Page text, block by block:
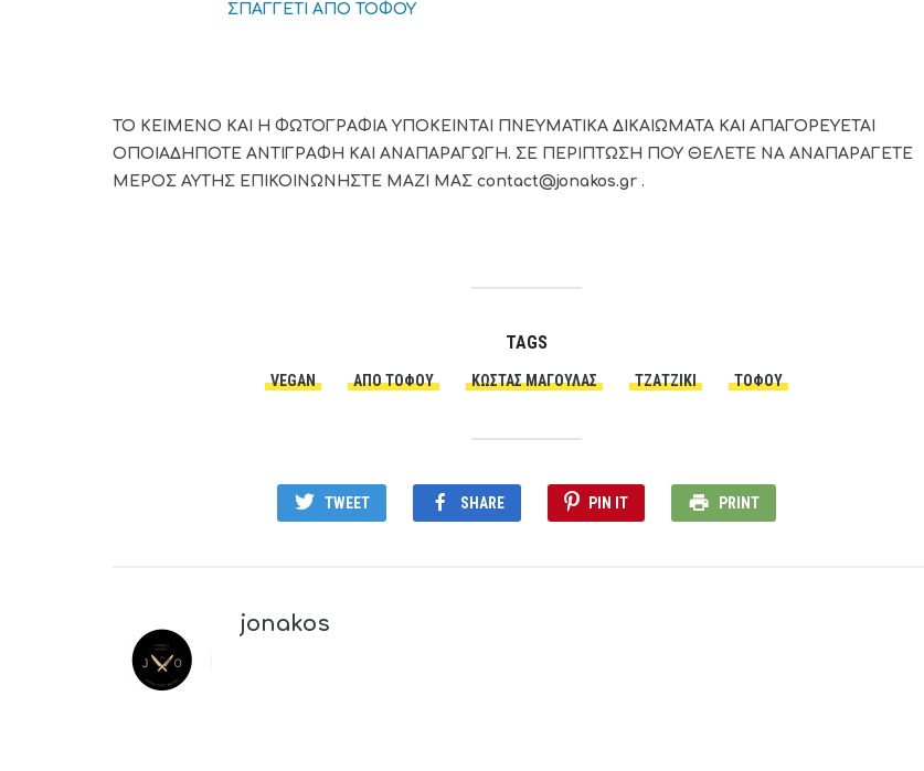
ΣΠΑΓΓΕΤΙ ΑΠΟ ΤΟΦΟΥ
ΤΟ ΚΕΙΜΕΝΟ ΚΑΙ Η ΦΩΤΟΓΡΑΦΙΑ ΥΠΟΚΕΙΝΤΑΙ ΠΝΕΥΜΑΤΙΚΑ ΔΙΚΑΙΩΜΑΤΑ ΚΑΙ ΑΠΑΓΟΡΕΥΕΤΑΙ
ΟΠΟΙΑΔΗΠΟΤΕ ΑΝΤΙΓΡΑΦΗ ΚΑΙ ΑΝΑΠΑΡΑΓΩΓΗ. ΣΕ ΠΕΡΙΠΤΩΣΗ ΠΟΥ ΘΕΛΕΤΕ ΝΑ ΑΝΑΠΑΡΑΓΕΤΕ
ΜΕΡΟΣ ΑΥΤΗΣ ΕΠΙΚΟΙΝΩΝΗΣΤΕ ΜΑΖΙ ΜΑΣ contact@jonakos.gr .
TAGS
VEGAN ΑΠΌ ΤΟΦΟΎ ΚΏΣΤΑΣ ΜΑΓΟΥΛΆΣ ΤΖΑΤΖΊΚΙ ΤΟΦΟΎ
TWEET SHARE PIN IT PRINT
jonakos